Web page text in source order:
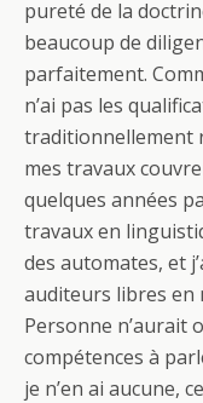
pureté de la
beaucoup de
parfaitement.
n’ai pas les
traditionnellement
mes travaux
quelques années
travaux en
des automates, et
auditeurs libres en
Personne n’aurait
compétences à
je n’en ai aucune,